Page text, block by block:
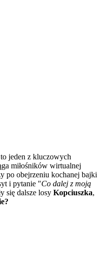
jeden z kluczowych
miłośników wirtualnej
po obejrzeniu kochanej bajki
i pytanie "Co dalej z moją
się dalsze losy Kopciuszka,